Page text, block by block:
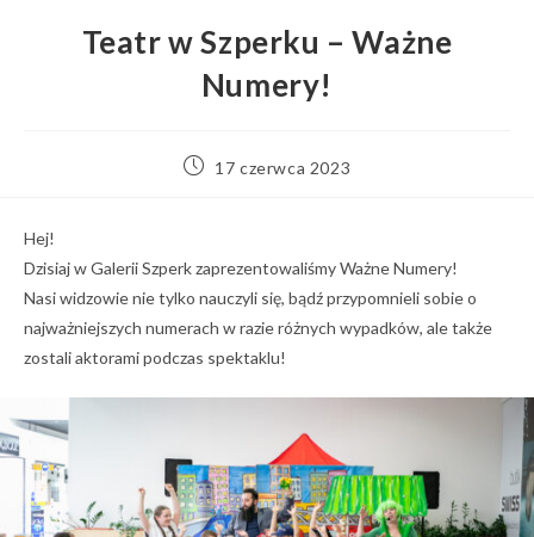
Teatr w Szperku – Ważne
Numery!
Post17 czerwca 2023
Hej!
Dzisiaj w Galerii Szperk zaprezentowaliśmy Ważne Numery!
Nasi widzowie nie tylko nauczyli się, bądź przypomnieli sobie o
najważniejszych numerach w razie różnych wypadków, ale także
zostali aktorami podczas spektaklu!